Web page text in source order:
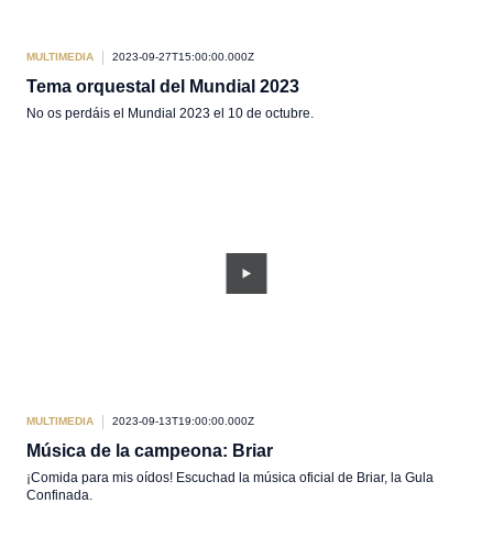
MULTIMEDIA 2023-09-27T15:00:00.000Z
Tema orquestal del Mundial 2023
No os perdáis el Mundial 2023 el 10 de octubre.
MULTIMEDIA 2023-09-13T19:00:00.000Z
Música de la campeona: Briar
¡Comida para mis oídos! Escuchad la música oficial de Briar, la Gula
Confinada.